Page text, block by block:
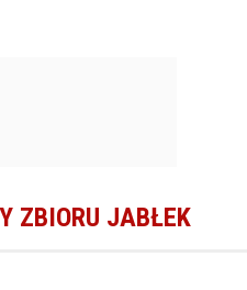
ZBIORU JABŁEK